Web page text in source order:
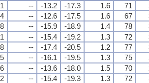
-- -13.2 -17.3 1.6 71
-- -12.6 -17.5 1.6 67
-- -15.9 -18.9 1.4 78
-- -15.4 -19.2 1.3 72
-- -17.4 -20.5 1.2 77
-- -16.1 -19.5 1.3 75
-- -13.6 -18.0 1.5 70
-- -15.4 -19.3 1.3 72